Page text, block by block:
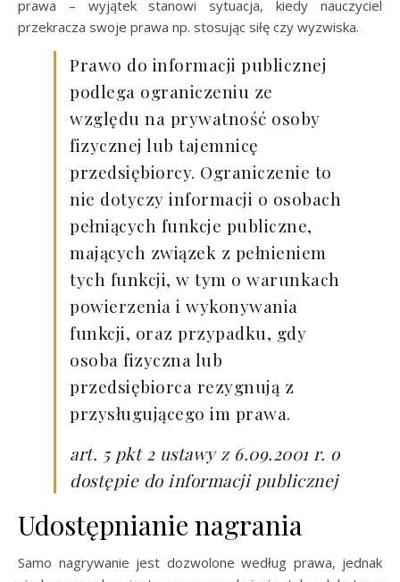
prawa – wyjątek stanowi sytuacja, kiedy nauczyciel
przekracza swoje prawa np. stosując siłę czy wyzwiska.
Prawo do informacji publicznej
podlega ograniczeniu ze
względu na prywatność osoby
fizycznej lub tajemnicę
przedsiębiorcy. Ograniczenie to
nie dotyczy informacji o osobach
pełniących funkcje publiczne,
mających związek z pełnieniem
tych funkcji, w tym o warunkach
powierzenia i wykonywania
funkcji, oraz przypadku, gdy
osoba fizyczna lub
przedsiębiorca rezygnują z
przysługującego im prawa.
art. 5 pkt 2 ustawy z 6.09.2001 r. o
dostępie do informacji publicznej
Udostępnianie nagrania
Samo nagrywanie jest dozwolone według prawa, jednak